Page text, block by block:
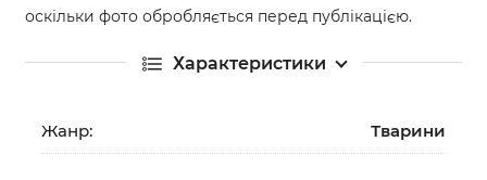
оскільки фото обробляється перед публікацією.
Характеристики
Жанр: Тварини